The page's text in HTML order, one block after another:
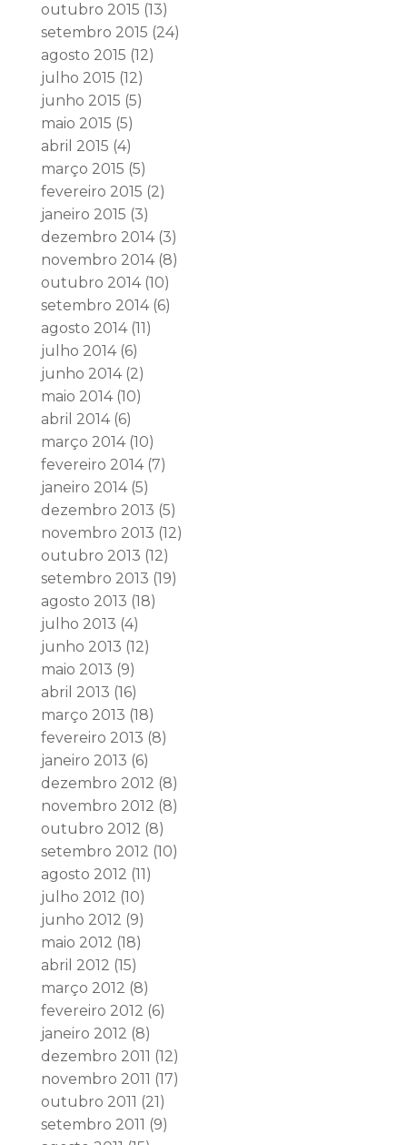
outubro 2015 (13)
setembro 2015 (24)
agosto 2015 (12)
julho 2015 (12)
junho 2015 (5)
maio 2015 (5)
abril 2015 (4)
março 2015 (5)
fevereiro 2015 (2)
janeiro 2015 (3)
dezembro 2014(3)
novembro 2014(8)
outubro 2014(10)
setembro 2014(6)
agosto 2014(11)
julho 2014(6)
junho 2014(2)
maio 2014(10)
abril 2014(6)
março 2014(10)
fevereiro 2014(7)
janeiro 2014(5)
dezembro 2013 (5)
novembro 2013 (12)
outubro 2013 (12)
setembro 2013 (19)
agosto 2013 (18)
julho 2013 (4)
junho 2013 (12)
maio 2013 (9)
abril 2013 (16)
março 2013 (18)
fevereiro 2013 (8)
janeiro 2013 (6)
dezembro 2012 (8)
novembro 2012 (8)
outubro 2012 (8)
setembro 2012 (10)
agosto 2012 (11)
julho 2012 (10)
junho 2012 (9)
maio 2012 (18)
abril 2012 (15)
março 2012 (8)
fevereiro 2012 (6)
janeiro 2012 (8)
dezembro 2011 (12)
novembro 2011 (17)
outubro 2011 (21)
setembro 2011 (9)